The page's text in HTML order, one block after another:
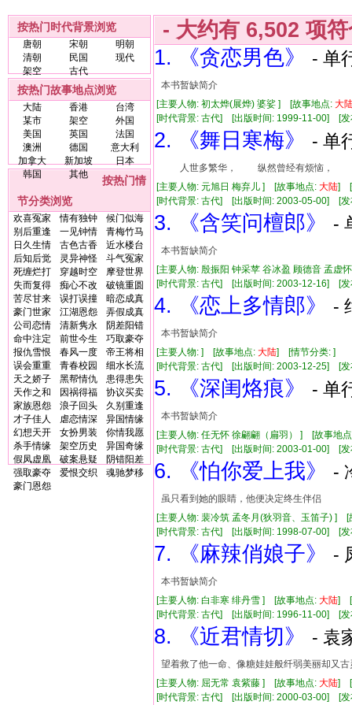
按热门时代背景浏览
唐朝 宋朝
明朝
清朝
民国
现代
架空
古代
按热门故事地点浏览
大陆 香港
台湾
某市
架空
外国
美国
英国
法国
澳洲
德国
意大利
加拿大
新加坡
日本
韩国
其他
按热门情
节分类浏览
欢喜冤家 情有独钟
候门似海
别后重逢
一见钟情
青梅竹马
日久生情
古色古香
近水楼台
后知后觉
灵异神怪
斗气冤家
死缠烂打
穿越时空
摩登世界
失而复得
痴心不改
破镜重圆
苦尽甘来
误打误撞
暗恋成真
豪门世家
江湖恩怨
弄假成真
公司恋情
清新隽永
阴差阳错
命中注定
前世今生
巧取豪夺
报仇雪恨
春风一度
帝王将相
误会重重
青春校园
细水长流
天之娇子
黑帮情仇
患得患失
天作之和
因祸得福
协议买卖
家族恩怨
浪子回头
久别重逢
才子佳人
虐恋情深
异国情缘
幻想天开
女扮男装
你情我愿
杀手情缘
架空历史
异国奇缘
假凤虚凰
破案悬疑
阴错阳差
强取豪夺
爱恨交织
魂驰梦移
豪门恩怨
- 大约有 6,502 项
1. 《贪恋男色》
- 单
本书暂缺简介
[主要人物: 初太烨(展烨) 婆娑 ] [故事地点: 大
[时代背景: 古代] [出版时间: 1999-11-00] [
2. 《舞日寒梅》 - 单
人世多繁华， 纵然曾经有烦恼， 但
[主要人物: 元旭日 梅弃儿 ] [故事地点: 大陆] [
[时代背景: 古代] [出版时间: 2003-05-00] [
3. 《含笑问檀郎》 -
本书暂缺简介
[主要人物: 殷振阳 钟采苹 谷冰盈 顾德音 孟
[时代背景: 古代] [出版时间: 2003-12-16] [
4. 《恋上多情郎》 -
本书暂缺简介
[主要人物: ] [故事地点: 大陆] [情节分类: ]
[时代背景: 古代] [出版时间: 2003-12-25] [
5. 《深闺烙痕》 - 单
本书暂缺简介
[主要人物: 任无怀 徐翩翩（扁羽） ] [故事地
[时代背景: 古代] [出版时间: 2003-01-00] [
6. 《怕你爱上我》 -
虽只看到她的眼睛，他便决定终生伴侣
[主要人物: 裴冷筑 孟冬月(狄羽音、玉笛子) ]
[时代背景: 古代] [出版时间: 1998-07-00] [
7. 《麻辣俏娘子》 -
本书暂缺简介
[主要人物: 白非寒 绯丹雪 ] [故事地点: 大陆] [
[时代背景: 古代] [出版时间: 1996-11-00] [
8. 《近君情切》 - 袁
望着救了他一命、像糖娃娃般纤弱美丽却又
[主要人物: 屈无常 袁紫藤 ] [故事地点: 大陆] [
[时代背景: 古代] [出版时间: 2000-03-00] [